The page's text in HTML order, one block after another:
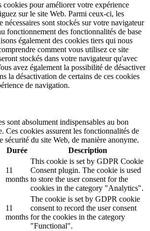
cookies pour améliorer votre expérience
sur le site Web. Parmi ceux-ci, les
nécessaires sont stockés sur votre navigateur
fonctionnement des fonctionnalités de base
également des cookies tiers qui nous
comment vous utilisez ce site
stockés dans votre navigateur qu'avec
avez également la possibilité de désactiver
la désactivation de certains de ces cookies
de navigation.
sont absolument indispensables au bon
Ces cookies assurent les fonctionnalités de
sécurité du site Web, de manière anonyme.
Durée Description
11
months
This cookie is set by GDPR Cookie
Consent plugin. The cookie is used
to store the user consent for the
cookies in the category "Analytics".
11
months
The cookie is set by GDPR cookie
consent to record the user consent
for the cookies in the category
"Functional".